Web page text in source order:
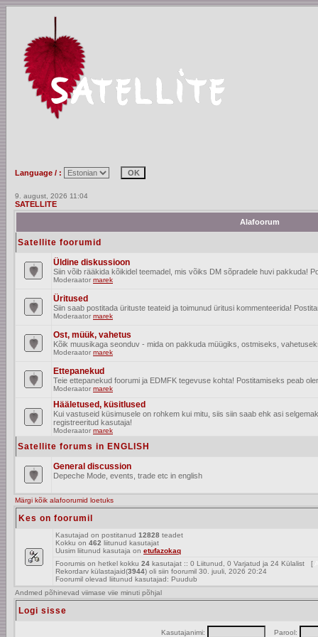
Language / :
9. august, 2026 11:04
SATELLITE
Alafoorum
Satellite foorumid
Üldine diskussioon
Siin võib rääkida kõikidel teemadel, mis võiks DM sõpradele huvi pakkuda!
Moderaator marek
Üritused
Siin saab postitada ürituste teateid ja toimunud üritusi kommenteerida!
Moderaator marek
Ost, müük, vahetus
Kõik muusikaga seonduv - mida on pakkuda müügiks, ostmiseks,
Moderaator marek
Ettepanekud
Teie ettepanekud foorumi ja EDMFK tegevuse kohta! Postitamiseks peab
Moderaator marek
Hääletused, küsitlused
Kui vastuseid küsimusele on rohkem kui mitu, siis siin saab ehk asi
registreeritud kasutaja!
Moderaator marek
Satellite forums in ENGLISH
General discussion
Depeche Mode, events, trade etc in english
Märgi kõik alafoorumid loetuks
Kes on foorumil
Kasutajad on postitanud 12828 teadet
Kokku on 462 liitunud kasutajat
Uusim liitunud kasutaja on etufazokaq
Foorumis on hetkel kokku 24 kasutajat :: 0 Liitunud, 0 Varjatud ja 24 Külalist [
Rekordarv külastajaid(3944) oli siin foorumil 30. juuli, 2026 20:24
Foorumil olevad liitunud kasutajad: Puudub
Andmed põhinevad viimase viie minuti põhjal
Logi sisse
Kasutajanimi: Parool: